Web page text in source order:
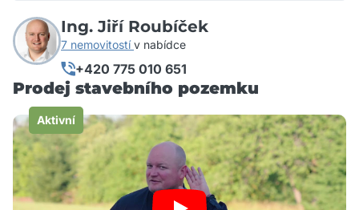
Ing. Jiří Roubíček
7 nemovitostív nabídce
+420 775 010 651
Prodej stavebního pozemku
Aktivní